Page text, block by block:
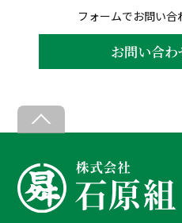
フォームでお問い
お問い合
B
c
k
T